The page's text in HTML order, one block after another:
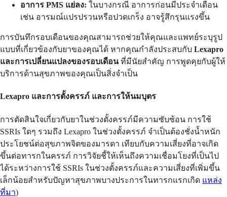
อาการ PMS แย่ลง: ในบางกรณี อาการก่อนมีประจำเดือน
เช่น อารมณ์แปรปรวนหรือปวดเกร็ง อาจรู้สึกรุนแรงขึ้น
การบันทึกรอบเดือนของคุณสามารถช่วยให้คุณและแพทย์ระบุรูป
แบบที่เกี่ยวข้องกับยาของคุณได้ หากคุณกำลังประสบกับ Lexapro
และการเปลี่ยนแปลงของรอบเดือนที่มีนัยสำคัญ การพูดคุยกับผู้ให้
บริการด้านสุขภาพของคุณเป็นสิ่งจำเป็น
Lexapro และการตั้งครรภ์ และการให้นมบุตร
การตัดสินใจเกี่ยวกับยาในช่วงตั้งครรภ์มีความซับซ้อน การใช้
SSRIs ใดๆ รวมถึง Lexapro ในช่วงตั้งครรภ์ จำเป็นต้องชั่งน้ำหนัก
ประโยชน์ต่อสุขภาพจิตของมารดา เทียบกับความเสี่ยงที่อาจเกิด
ขึ้นต่อทารกในครรภ์ การวิจัยชี้ให้เห็นถึงความเชื่อมโยงที่เป็นไป
ได้ระหว่างการใช้ SSRIs ในช่วงตั้งครรภ์และความเสี่ยงที่เพิ่มขึ้น
เล็กน้อยสำหรับปัญหาสุขภาพบางประการในทารกแรกเกิด แหล่ง
ที่มา)